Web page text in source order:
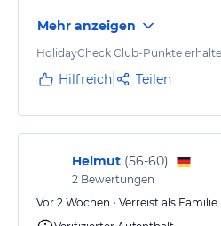
Nachspeisen. Obst und
Das Meer klar und sauber, der
Immer freie Liegen zu finden,
Thema beim Essen. Die
gekleidet.
Ein Geschäft das alles bietet
Wunderbare Essenzen,…
Mehr anzeigen
HolidayCheck Club-Punkte
Hilfreich Teilen
Helmut (56-60)
2 Bewertungen
Vor 2 Wochen • Verreist als